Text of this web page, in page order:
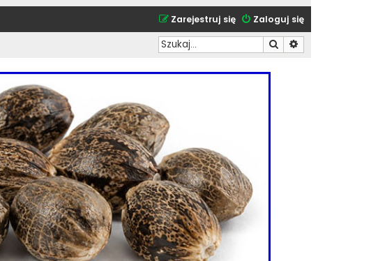
Zaloguj się
Zarejestruj się
Szukaj